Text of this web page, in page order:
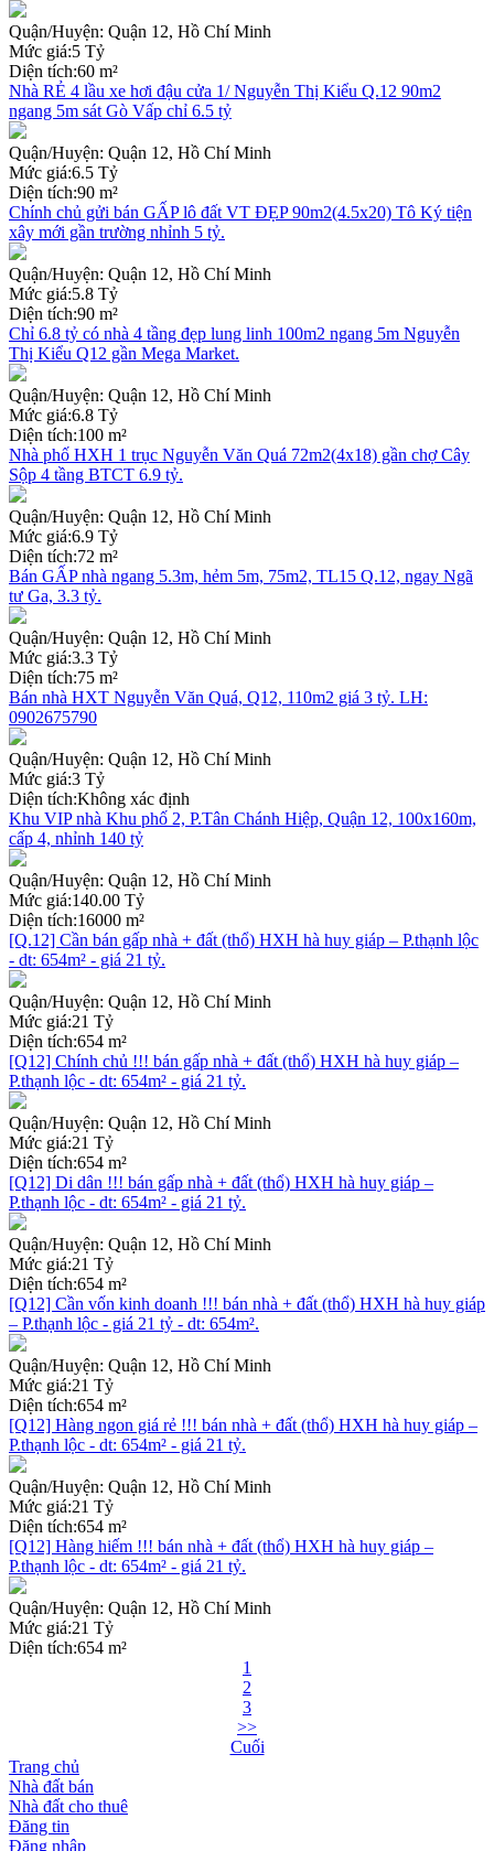
Quận/Huyện: Quận 12, Hồ Chí Minh
Mức giá:5 Tỷ
Diện tích:60 m²
Nhà RẺ 4 lầu xe hơi đậu cửa 1/ Nguyễn Thị Kiểu Q.12 90m2
ngang 5m sát Gò Vấp chỉ 6.5 tỷ
Quận/Huyện: Quận 12, Hồ Chí Minh
Mức giá:6.5 Tỷ
Diện tích:90 m²
Chính chủ gửi bán GẤP lô đất VT ĐẸP 90m2(4.5x20) Tô Ký tiện
xây mới gần trường nhỉnh 5 tỷ.
Quận/Huyện: Quận 12, Hồ Chí Minh
Mức giá:5.8 Tỷ
Diện tích:90 m²
Chỉ 6.8 tỷ có nhà 4 tầng đẹp lung linh 100m2 ngang 5m Nguyễn
Thị Kiểu Q12 gần Mega Market.
Quận/Huyện: Quận 12, Hồ Chí Minh
Mức giá:6.8 Tỷ
Diện tích:100 m²
Nhà phố HXH 1 trục Nguyễn Văn Quá 72m2(4x18) gần chợ Cây
Sộp 4 tầng BTCT 6.9 tỷ.
Quận/Huyện: Quận 12, Hồ Chí Minh
Mức giá:6.9 Tỷ
Diện tích:72 m²
Bán GẤP nhà ngang 5.3m, hẻm 5m, 75m2, TL15 Q.12, ngay Ngã
tư Ga, 3.3 tỷ.
Quận/Huyện: Quận 12, Hồ Chí Minh
Mức giá:3.3 Tỷ
Diện tích:75 m²
Bán nhà HXT Nguyễn Văn Quá, Q12, 110m2 giá 3 tỷ. LH:
0902675790
Quận/Huyện: Quận 12, Hồ Chí Minh
Mức giá:3 Tỷ
Diện tích:Không xác định
Khu VIP nhà Khu phố 2, P.Tân Chánh Hiệp, Quận 12, 100x160m,
cấp 4, nhỉnh 140 tỷ
Quận/Huyện: Quận 12, Hồ Chí Minh
Mức giá:140.00 Tỷ
Diện tích:16000 m²
[Q.12] Cần bán gấp nhà + đất (thổ) HXH hà huy giáp – P.thạnh lộc
- dt: 654m² - giá 21 tỷ.
Quận/Huyện: Quận 12, Hồ Chí Minh
Mức giá:21 Tỷ
Diện tích:654 m²
[Q12] Chính chủ !!! bán gấp nhà + đất (thổ) HXH hà huy giáp –
P.thạnh lộc - dt: 654m² - giá 21 tỷ.
Quận/Huyện: Quận 12, Hồ Chí Minh
Mức giá:21 Tỷ
Diện tích:654 m²
[Q12] Di dân !!! bán gấp nhà + đất (thổ) HXH hà huy giáp –
P.thạnh lộc - dt: 654m² - giá 21 tỷ.
Quận/Huyện: Quận 12, Hồ Chí Minh
Mức giá:21 Tỷ
Diện tích:654 m²
[Q12] Cần vốn kinh doanh !!! bán nhà + đất (thổ) HXH hà huy giáp
– P.thạnh lộc - giá 21 tỷ - dt: 654m².
Quận/Huyện: Quận 12, Hồ Chí Minh
Mức giá:21 Tỷ
Diện tích:654 m²
[Q12] Hàng ngon giá rẻ !!! bán nhà + đất (thổ) HXH hà huy giáp –
P.thạnh lộc - dt: 654m² - giá 21 tỷ.
Quận/Huyện: Quận 12, Hồ Chí Minh
Mức giá:21 Tỷ
Diện tích:654 m²
[Q12] Hàng hiếm !!! bán nhà + đất (thổ) HXH hà huy giáp –
P.thạnh lộc - dt: 654m² - giá 21 tỷ.
Quận/Huyện: Quận 12, Hồ Chí Minh
Mức giá:21 Tỷ
Diện tích:654 m²
1
2
3
>>
Cuối
Trang chủ
Nhà đất bán
Nhà đất cho thuê
Đăng tin
Đăng nhập